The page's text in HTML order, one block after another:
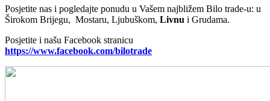
Posjetite nas i pogledajte ponudu u Vašem najbližem Bilo trade-u: u
Širokom Brijegu, Mostaru, Ljubuškom, Livnu i Grudama.
Posjetite i našu Facebook stranicu
https://www.facebook.com/bilotrade